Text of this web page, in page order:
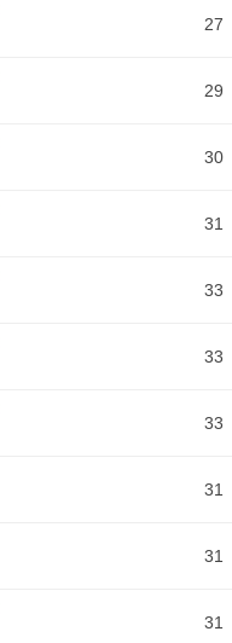
27
29
30
31
33
33
33
31
31
31